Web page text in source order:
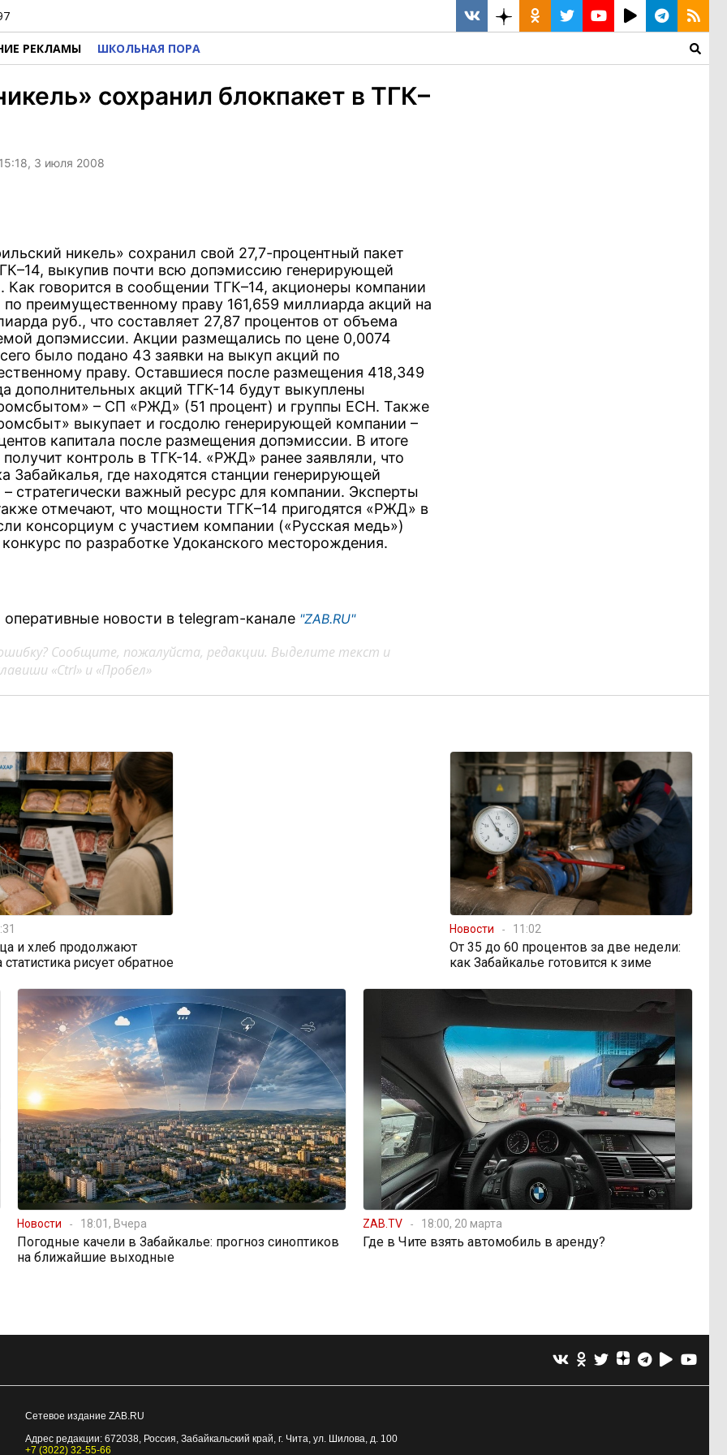
РЕКЛАМЫ ШКОЛЬНАЯ ПОРА
сохранил блокпакет в ТГК–
3 июля 2008
никель» сохранил свой 27,7-процентный пакет
выкупив почти всю допэмиссию генерирующей
Как говорится в сообщении ТГК–14, акционеры компании
преимущественному праву 161,659 миллиарда акций на
руб., что составляет 27,87 процентов от объема
допэмиссии. Акции размещались по цене 0,0074
было подано 43 заявки на выкуп акций по
праву. Оставшиеся после размещения 418,349
дополнительных акций ТГК-14 будут выкуплены
– СП «РЖД» (51 процент) и группы ЕСН. Также
выкупает и госдолю генерирующей компании –
капитала после размещения допэмиссии. В итоге
контроль в ТГК-14. «РЖД» ранее заявляли, что
Забайкалья, где находятся станции генерирующей
стратегически важный ресурс для компании. Эксперты
отмечают, что мощности ТГК–14 пригодятся «РЖД» в
консорциум с участием компании («Русская медь»)
по разработке Удоканского месторождения.
новости в telegram-канале "ZAB.RU"
Сообщите, пожалуйста, редакции. Выделите текст и
«Ctrl» и «Пробел»
и хлеб продолжают
рисует обратное
Новости 11:02
От 35 до 60 процентов за две недели:
как Забайкалье готовится к зиме
Новости 18:01, Вчера
Погодные качели в Забайкалье: прогноз синоптиков
на ближайшие выходные
ZAB.TV 18:00, 20 марта
Где в Чите взять автомобиль в аренду?
Сетевое издание ZAB.RU
Адрес редакции: 672038, Россия, Забайкальский край, г. Чита, ул. Шилова, д. 100
+7 (3022) 32-55-66